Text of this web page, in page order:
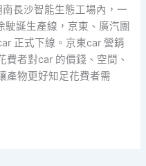
南長沙智能生態工場內，一
駛誕生產線，京東、廣汽團
正式下線。京東car 營銷
者對car 的價錢、空間、
產物更好知足花費者需